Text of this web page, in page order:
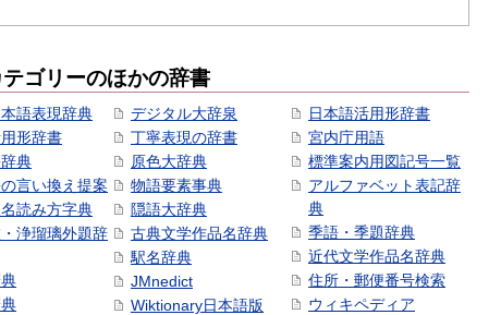
テゴリーのほかの辞書
語表現辞典
形辞書
典
言い換え提案
読み方字典
浄瑠璃外題辞
デジタル大辞泉
丁寧表現の辞書
原色大辞典
物語要素事典
隠語大辞典
古典文学作品名辞典
駅名辞典
JMnedict
Wiktionary日本語版
日本語活用形辞書
宮内庁用語
標準案内用図記号一覧
アルファベット表記辞
典
季語・季題辞典
近代文学作品名辞典
住所・郵便番号検索
ウィキペディア